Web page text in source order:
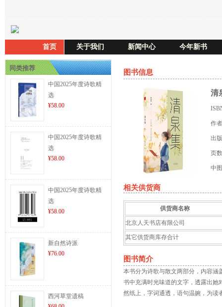
首页 关于我们 新闻中心 今年新书
同类推荐
中国2025年度诗歌精
选
¥58.00
中国2025年度诗歌精
选
¥58.00
中国2025年度诗歌精
选
¥58.00
新自然诗派
¥76.00
西河草堂遗稿
图书信息
清
作
出
页
中
相关供货商
供货商名称
北京人天书店有限公司
其它供货商库存合计
图书简介
本书分为诗歌与散文两部分，内容涵
书中充满时光味道的文字，透露出她
然纸上，字词通透，语句温婉，为读